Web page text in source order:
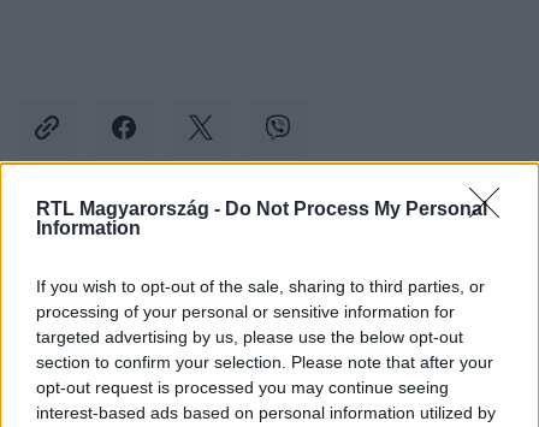
RTL Magyarország - Do Not Process My Personal
Information
If you wish to opt-out of the sale, sharing to third parties, or
processing of your personal or sensitive information for
targeted advertising by us, please use the below opt-out
section to confirm your selection. Please note that after your
opt-out request is processed you may continue seeing
interest-based ads based on personal information utilized by
Kövess minket, és értesülj a friss hírekről a
Követem